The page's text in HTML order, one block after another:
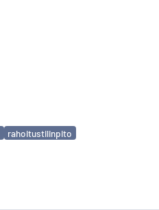
rahoitustilinpito